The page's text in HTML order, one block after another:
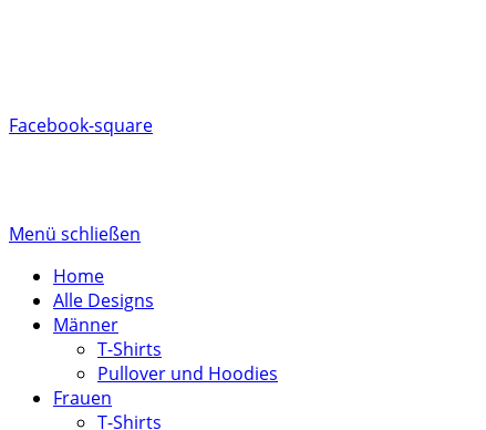
Facebook-square
Menü schließen
Home
Alle Designs
Männer
T-Shirts
Pullover und Hoodies
Frauen
T-Shirts